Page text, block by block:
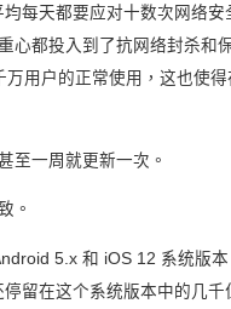
每天都要应对十数次网络
心都投入到了抗网络封杀和
用户的正常使用，这也使
至一周就更新一次。
。
5.x 和 iOS 12 系统版
留在这个系统版本中的几千